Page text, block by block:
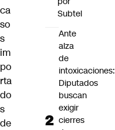
ca
so
s
im
po
rta
do
s
de
Subtel
Ante
alza
de
intoxicaciones:
Diputados
buscan
exigir
cierres